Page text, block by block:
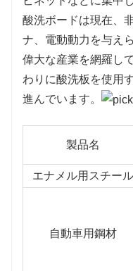
酸洗ボードは現在、
ナ、電動動力を与え
偉大な産業を網羅し
わりに酸洗板を使用
進んでいます。
製品名
エナメル用スチール
自動車用鋼材